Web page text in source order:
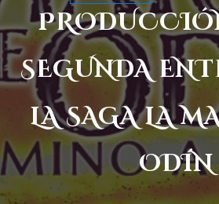
SEGUNDA
LA SAGA LA
ODÍN